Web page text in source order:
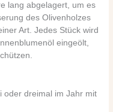
lang abgelagert, um es
des Olivenholzes
Art. Jedes Stück wird
eingeölt,
oder dreimal im Jahr mit